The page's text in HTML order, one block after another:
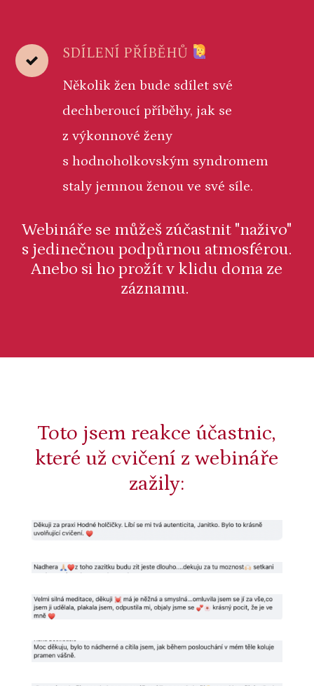
SDÍLENÍ PŘÍBĚHŮ
Několik žen bude sdílet své
dechberoucí příběhy, jak se
z výkonnové ženy
s hodnoholkovským syndromem
staly jemnou ženou ve své síle.
Webináře se můžeš zúčastnit "naživo"
s jedinečnou podpůrnou atmosférou.
Anebo si ho prožít v klidu doma ze
záznamu.
Toto jsem reakce účastnic,
které už cvičení z webináře
zažily: